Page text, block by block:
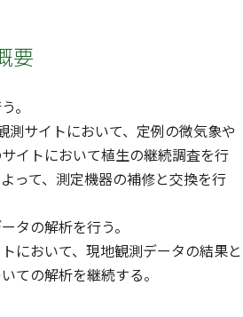
要
。
サイトにおいて、定例の微気象や
イトにおいて植生の継続調査を行
って、測定機器の補修と交換を行
タの解析を行う。
において、現地観測データの結果と
ての解析を継続する。